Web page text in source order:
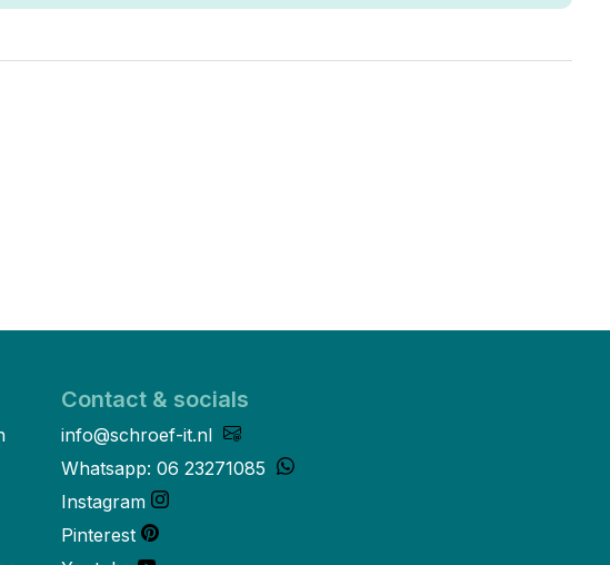
Contact & socials
info@schroef-it.nl
Whatsapp: 06 23271085
Instagram
Pinterest